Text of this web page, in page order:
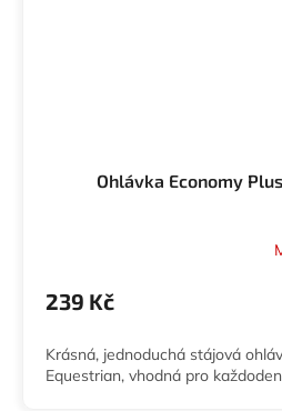
Ohlávka Economy
239 Kč
Krásná, jednoduchá stájová
Equestrian, vhodná pro